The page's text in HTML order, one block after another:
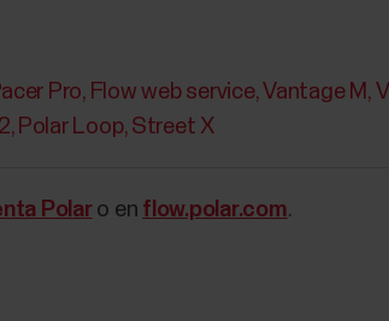
Pro Flow web service Vantage M
Polar Loop Street X
Polaro en flow.polar.com.